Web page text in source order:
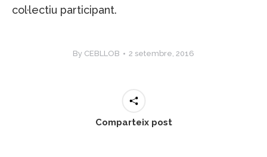
col·lectiu participant.
By CEBLLOB 2 setembre, 2016
Comparteix post